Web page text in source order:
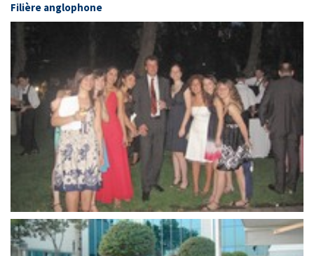
Filière anglophone